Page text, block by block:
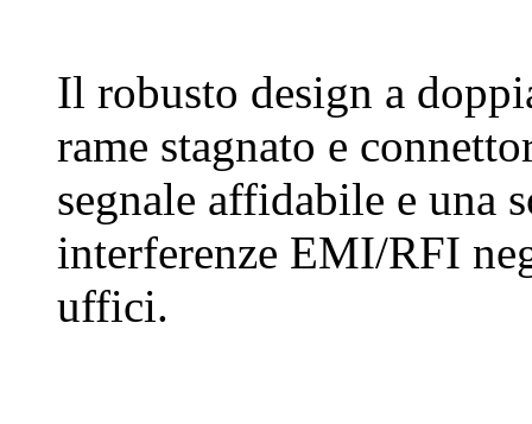
Il robusto design a
rame stagnato e
segnale affidabile e una
interferenze EMI/RFI
uffici.